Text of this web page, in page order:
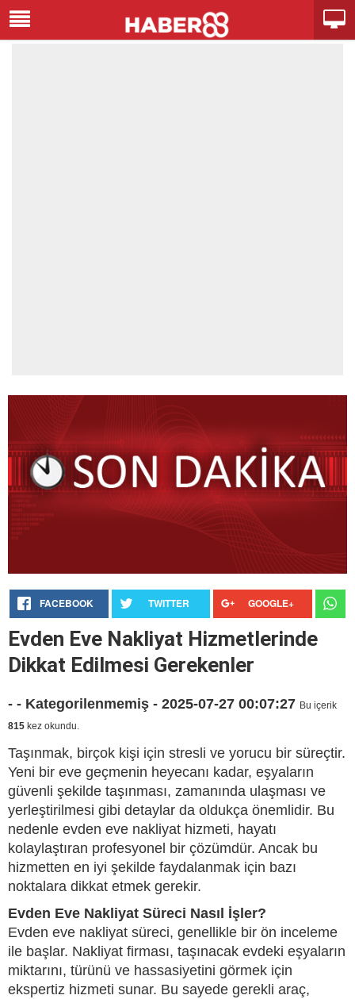
FACEBOOK TWITTER GOOGLE+
Evden Eve Nakliyat Hizmetlerinde
Dikkat Edilmesi Gerekenler
- - Kategorilenmemiş - 2025-07-27 00:07:27 Bu içerik
815 kez okundu.
Taşınmak, birçok kişi için stresli ve yorucu bir süreçtir.
Yeni bir eve geçmenin heyecanı kadar, eşyaların
güvenli şekilde taşınması, zamanında ulaşması ve
yerleştirilmesi gibi detaylar da oldukça önemlidir. Bu
nedenle evden eve nakliyat hizmeti, hayatı
kolaylaştıran profesyonel bir çözümdür. Ancak bu
hizmetten en iyi şekilde faydalanmak için bazı
noktalara dikkat etmek gerekir.
Evden Eve Nakliyat Süreci Nasıl İşler?
Evden eve nakliyat süreci, genellikle bir ön inceleme
ile başlar. Nakliyat firması, taşınacak evdeki eşyaların
miktarını, türünü ve hassasiyetini görmek için
ekspertiz hizmeti sunar. Bu sayede gerekli araç,